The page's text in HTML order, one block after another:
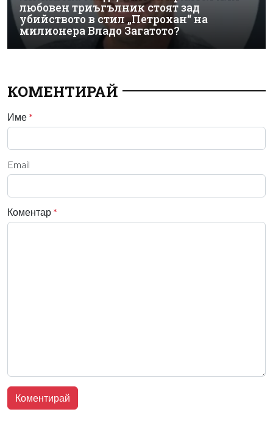
любовен триъгълник стоят зад
убийството в стил „Петрохан“ на
милионера Владо Загатото?
КОМЕНТИРАЙ
Име *
Email
Коментар *